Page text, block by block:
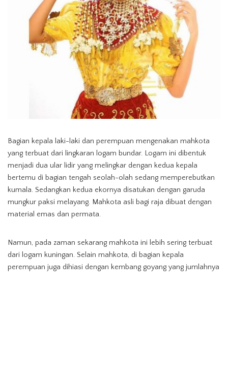
Bagian kepala laki-laki dan perempuan mengenakan mahkota
yang terbuat dari lingkaran logam bundar. Logam ini dibentuk
menjadi dua ular lidir yang melingkar dengan kedua kepala
bertemu di bagian tengah seolah-olah sedang memperebutkan
kumala. Sedangkan kedua ekornya disatukan dengan garuda
mungkur paksi melayang. Mahkota asli bagi raja dibuat dengan
material emas dan permata.
Namun, pada zaman sekarang mahkota ini lebih sering terbuat
dari logam kuningan. Selain mahkota, di bagian kepala
perempuan juga dihiasi dengan kembang goyang yang jumlahnya